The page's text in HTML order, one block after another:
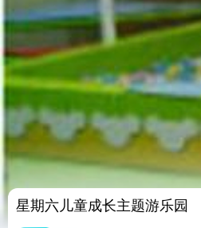
星期六儿童成长主题游乐园